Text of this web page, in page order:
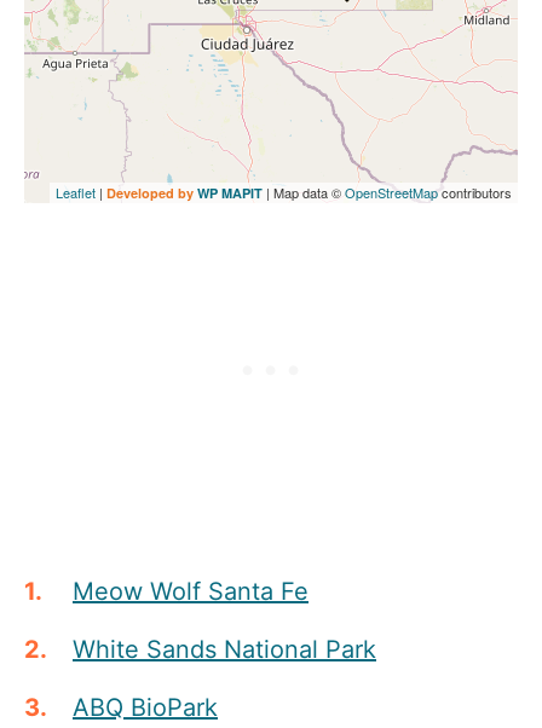
Leaflet | Developed by WP MAPIT | Map data ©OpenStreetMapcontributors
Meow Wolf Santa Fe
White Sands National Park
ABQ BioPark